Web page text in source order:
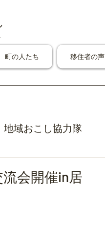
町の人たち 移住者の声
地域おこし協力隊
流会開催in居